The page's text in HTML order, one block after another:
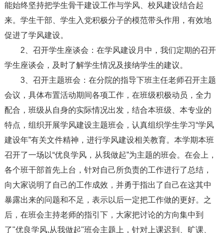
能始终坚持把学生骨干建设工作与学风、校风建设结合起
来。学生干部、学生入党积极分子的模范带头作用，有效地
促进了学风建设。
2、召开学生座谈会：在学风建设月中，我们定期的召开
学生座谈会，及时了解学生情况及接纳学生的建议。
3、召开主题班会：在分院的指导下班主任老师召开主题
会议，具体布置活动期间各项工作，在班级积极动员，全力
配合，班级从自身的实际情况出发，结合本班级、本专业的
特点，组织开展学风建设主题班会，认真组织学生学习“学风
建设年”有关文件精神，进行学风建设相关教育。本学期本班
召开了一场以“优良学风，从我做起”为主题的班会。在会上，
各个班干部首先上台，针对自己所负责的工作进行了总结，
向大家说明了自己的工作成效，并勇于指出了自己在这其中
暴露出来的问题和不足，表示以后一定把工作做的更好。之
后，在班会主持老师的指引下，大家把讨论的方向集中到
了"优良学风,从我做起"班会主题上，针对上课迟到、旷课、